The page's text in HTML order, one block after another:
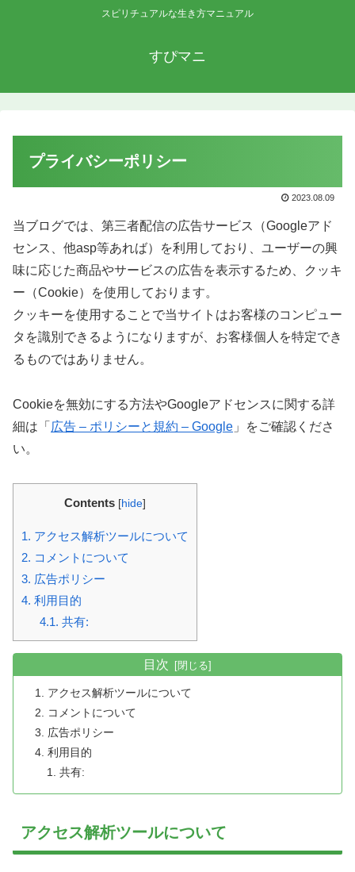
スピリチュアルな生き方マニュアル
すぴマニ
プライバシーポリシー
2023.08.09
当ブログでは、第三者配信の広告サービス（Googleアド
センス、他asp等あれば）を利用しており、ユーザーの興
味に応じた商品やサービスの広告を表示するため、クッキ
ー（Cookie）を使用しております。
クッキーを使用することで当サイトはお客様のコンピュー
タを識別できるようになりますが、お客様個人を特定でき
るものではありません。
Cookieを無効にする方法やGoogleアドセンスに関する詳
細は「 広告 – ポリシーと規約 – Google 」をご確認くださ
い。
Contents [hide]
1. アクセス解析ツールについて
2. コメントについて
3. 広告ポリシー
4. 利用目的
4.1. 共有:
目次
アクセス解析ツールについて
コメントについて
広告ポリシー
利用目的
共有:
アクセス解析ツールについて